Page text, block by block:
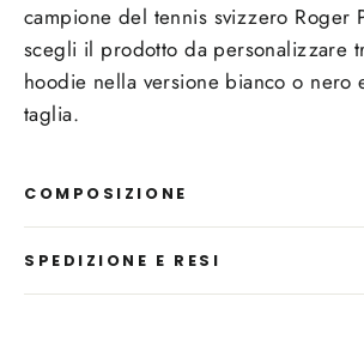
campione del tennis svizzero Roger
scegli il prodotto da personalizzare
hoodie nella versione bianco o nero
taglia.
COMPOSIZIONE
SPEDIZIONE E RESI